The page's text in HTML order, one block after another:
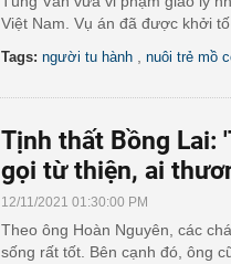
Việt Nam. Vụ án đã được khởi
Tags: người tu hành nuôi trẻ mồ
Tịnh thất Bồng Lai:
gọi từ thiện, ai
12/11/2021 01:30:00 PM
Theo ông Hoàn Nguyên, các
sống rất tốt. Bên cạnh đó, ông